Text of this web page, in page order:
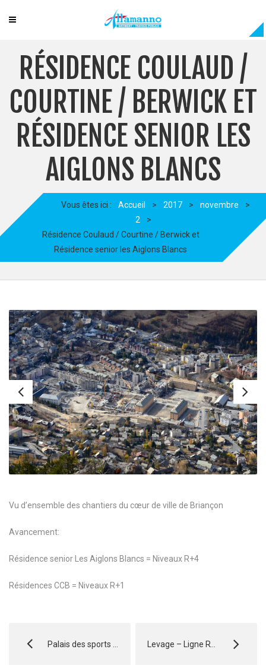
RÉSIDENCE COULAUD /
COURTINE / BERWICK ET
RÉSIDENCE SENIOR LES
AIGLONS BLANCS
Vous êtes ici : Accueil > 2017 > novembre
>
2
>
Résidence Coulaud / Courtine / Berwick et
Résidence senior les Aiglons Blancs
Vu d’ensemble des chantiers du cœur de ville de Briançon
Avancement:
Résidence senior Les Aiglons Blancs = Niveaux R+4
Résidences CCB = Niveaux R+1
Palais des sports de l’Arena à Aix en Provence – LIVRAISON Levage – Ligne RTE – Hautes Alpes